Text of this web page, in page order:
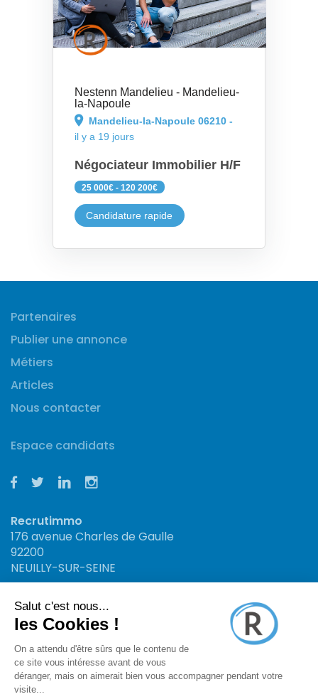
Nestenn Mandelieu - Mandelieu-
la-Napoule
Mandelieu-la-Napoule 06210 -
il y a 19 jours
Négociateur Immobilier H/F
25 000€ - 120 200€
Candidature rapide
Partenaires
Publier une annonce
Métiers
Articles
Nous contacter
Espace candidats
Recrutimmo
176 avenue Charles de Gaulle
92200
NEUILLY-SUR-SEINE
Recrutimmo
34 rue St Jacques
MARSEILLE
Recrutimmo : Site n°1 en offres d'emploi et